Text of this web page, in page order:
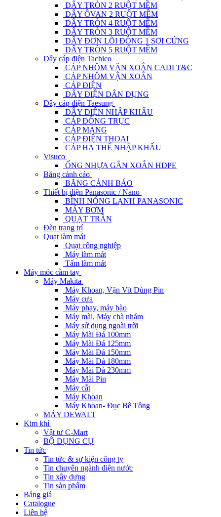
DÂY TRÒN 2 RUỘT MỀM
DÂY ÔVAN 2 RUỘT MỀM
DÂY TRÒN 4 RUỘT MỀM
DÂY TRÒN 3 RUỘT MỀM
DÂY ĐƠN LÕI ĐỒNG 1 SỢI CỨNG
DÂY TRÒN 5 RUỘT MỀM
Dây cáp điện Tachico
CÁP NHÔM VẶN XOẮN CADI T&C
CÁP NHÔM VẶN XOẮN
CÁP ĐIỆN
DÂY ĐIỆN DÂN DỤNG
Dây cáp điện Taesung
DÂY ĐIỆN NHẬP KHẨU
CÁP ĐỒNG TRỤC
CÁP MẠNG
CÁP ĐIỆN THOẠI
CÁP HẠ THẾ NHẬP KHẨU
Visuco
ỐNG NHỰA GÂN XOẮN HDPE
Băng cảnh cáo
BĂNG CẢNH BÁO
Thiết bị điện Panasonic / Nano
BÌNH NÓNG LẠNH PANASONIC
MÁY BƠM
QUẠT TRẦN
Đèn trang trí
Quạt làm mát
Quạt công nghiệp
Máy làm mát
Tấm làm mát
Máy móc cầm tay
Máy Makita
Máy Khoan, Vặn Vít Dùng Pin
Máy cưa
Máy phay, máy bào
Máy mài, Máy chà nhám
Máy sử dụng ngoài trời
Máy Mài Đá 100mm
Máy Mài Đá 125mm
Máy Mài Đá 150mm
Máy Mài Đá 180mm
Máy Mài Đá 230mm
Máy Mài Pin
Máy cắt
Máy Khoan
Máy Khoan- Đục Bê Tông
MÁY DEWALT
Kim khí
Vật tư C-Mart
BỘ DỤNG CỤ
Tin tức
Tin tức & sự kiện công ty
Tin chuyên ngành điện nước
Tin xây dựng
Tin sản phẩm
Bảng giá
Catalogue
Liên hệ